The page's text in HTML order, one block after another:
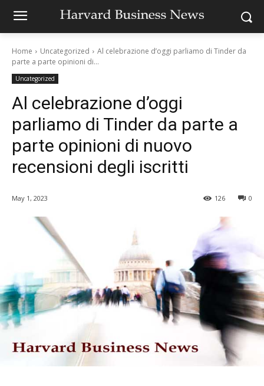
Home Uncategorized
Al celebrazione d’oggi parliamo di Tinder da
parte a parte opinioni di...
Uncategorized
Al celebrazione d’oggi
parliamo di Tinder da parte a
parte opinioni di nuovo
recensioni degli iscritti
May 1, 2023 0
126